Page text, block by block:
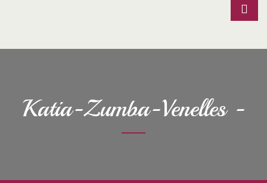
Katia-Zumba-Venelles -